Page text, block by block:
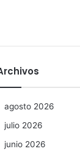
agosto 2026
julio 2026
junio 2026